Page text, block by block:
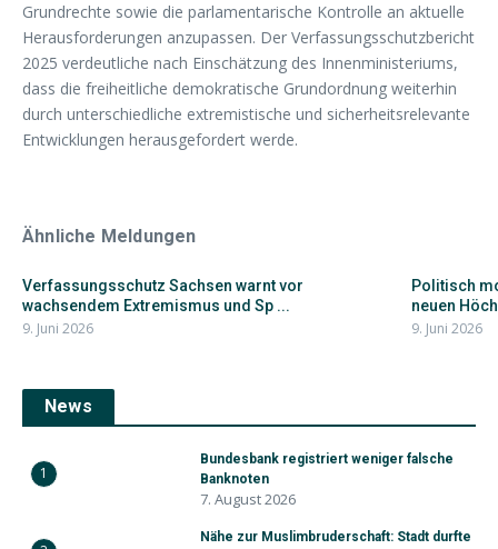
Grundrechte sowie die parlamentarische Kontrolle an aktuelle
Herausforderungen anzupassen. Der Verfassungsschutzbericht
2025 verdeutliche nach Einschätzung des Innenministeriums,
dass die freiheitliche demokratische Grundordnung weiterhin
durch unterschiedliche extremistische und sicherheitsrelevante
Entwicklungen herausgefordert werde.
Ähnliche Meldungen
Verfassungsschutz Sachsen warnt vor
wachsendem Extremismus und Sp ...
9. Juni 2026
Politisch
neuen
9. Juni 2026
News
1
Bundesbank registriert weniger falsche
Banknoten
7. August 2026
Nähe zur Muslimbruderschaft: Stadt durfte